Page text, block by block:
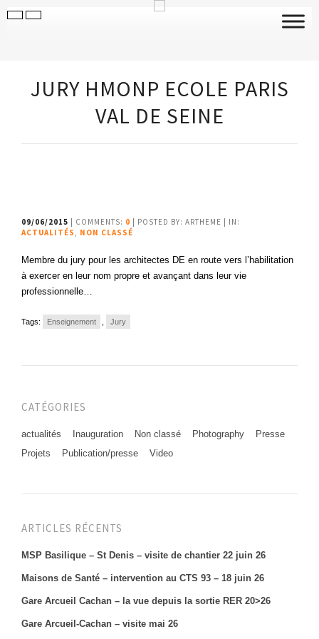
JURY HMONP ECOLE PARIS
VAL DE SEINE
09/06/2015 | COMMENTS: 0 | POSTED BY: ARTHEME | IN:
ACTUALITÉS, NON CLASSÉ
Membre du jury pour les architectes DE en route vers l’habilitation
à exercer en leur nom propre et avançant dans leur vie
professionnelle…
Tags: Enseignement Jury
CATÉGORIES
actualités Inauguration Non classé Photography
Presse
Projets
Publication/presse Video
ARTICLES RÉCENTS
MSP Basilique – St Denis – visite de chantier 22 juin 26
Maisons de Santé – intervention au CTS 93 – 18 juin 26
Gare Arcueil Cachan – la vue depuis la sortie RER 20>26
Gare Arcueil-Cachan – visite mai 26